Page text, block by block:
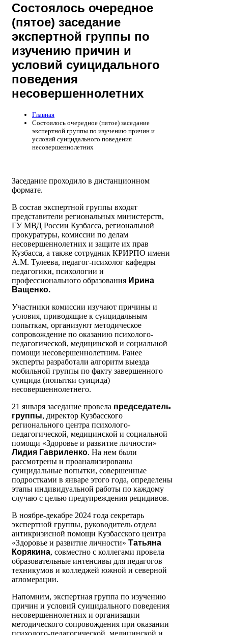
Состоялось очередное
(пятое) заседание
экспертной группы по
изучению причин и
условий суицидального
поведения
несовершеннолетних
Главная
Состоялось очередное (пятое) заседание
экспертной группы по изучению причин и
условий суицидального поведения
несовершеннолетних
Заседание проходило в дистанционном
формате.
В состав экспертной группы входят
представители региональных министерств,
ГУ МВД России Кузбасса, региональной
прокуратуры, комиссии по делам
несовершеннолетних и защите их прав
Кузбасса, а также сотрудник КРИРПО имени
А.М. Тулеева, педагог-психолог кафедры
педагогики, психологии и
профессионального образования Ирина
Ващенко.
Участники комиссии изучают причины и
условия, приводящие к суицидальным
попыткам, организуют методическое
сопровождение по оказанию психолого-
педагогической, медицинской и социальной
помощи несовершеннолетним. Ранее
эксперты разработали алгоритм выезда
мобильной группы по факту завершенного
суицида (попытки суицида)
несовершеннолетнего.
21 января заседание провела председатель
группы, директор Кузбасского
регионального центра психолого-
педагогической, медицинской и социальной
помощи «Здоровье и развитие личности»
Лидия Гавриленко. На нем были
рассмотрены и проанализированы
суицидальные попытки, совершенные
подростками в январе этого года, определены
этапы индивидуальной работы по каждому
случаю с целью предупреждения рецидивов.
В ноябре-декабре 2024 года секретарь
экспертной группы, руководитель отдела
антикризисной помощи Кузбасского центра
«Здоровье и развитие личности» Татьяна
Корякина, совместно с коллегами провела
образовательные интенсивы для педагогов
техникумов и колледжей южной и северной
агломерации.
Напомним, экспертная группа по изучению
причин и условий суицидального поведения
несовершеннолетних и организации
методического сопровождения при оказании
психолого-педагогической, медицинской и